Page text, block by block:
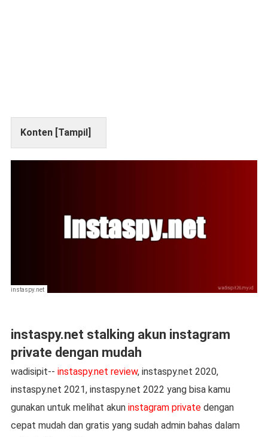
Konten [Tampil]
instaspy.net
instaspy.net stalking akun instagram
private dengan mudah
wadisipit-- instaspy.net review, instaspy.net 2020,
instaspy.net 2021, instaspy.net 2022 yang bisa kamu
gunakan untuk melihat akun instagram privatedengan
cepat mudah dan gratis yang sudah admin bahas dalam